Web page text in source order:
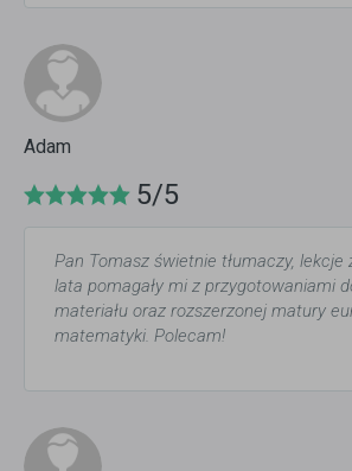
Adam
5/5
Pan Tomasz świetnie tłumaczy, lekcje
lata pomagały mi z przygotowaniami
materiału oraz rozszerzonej matury
matematyki. Polecam!